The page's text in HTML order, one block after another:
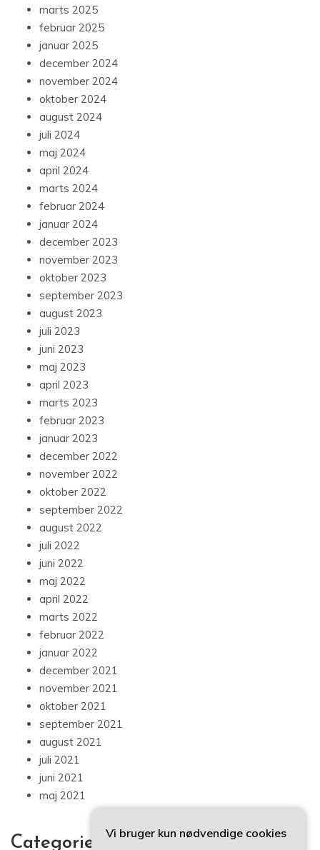
marts 2025
februar 2025
januar 2025
december 2024
november 2024
oktober 2024
august 2024
juli 2024
maj 2024
april 2024
marts 2024
februar 2024
januar 2024
december 2023
november 2023
oktober 2023
september 2023
august 2023
juli 2023
juni 2023
maj 2023
april 2023
marts 2023
februar 2023
januar 2023
december 2022
november 2022
oktober 2022
september 2022
august 2022
juli 2022
juni 2022
maj 2022
april 2022
marts 2022
februar 2022
januar 2022
december 2021
november 2021
oktober 2021
september 2021
august 2021
juli 2021
juni 2021
maj 2021
Categories
Vi bruger kun nødvendige cookies